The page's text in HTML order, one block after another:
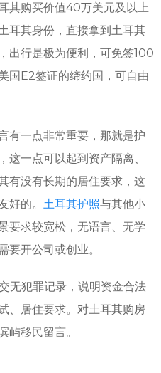
其购买价值40万美元及以上
耳其身份，直接拿到土耳其
出行是极为便利，可免签100
国E2签证的缔约国，可自由
一点非常重要，那就是护
这一点可以起到资产隔离、
有没有长期的居住要求，这
好的。 土耳其护照与其他小
要求较宽松，无语言、无学
要开公司或创业。
犯罪记录，说明资金合法
、居住要求。对土耳其购房
屿移民留言。